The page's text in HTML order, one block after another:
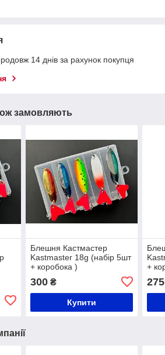
14 днів за рахунок покупця
замовляють
Блешня Кастмастер
Kastmaster 18g (набір 5шт
+ коробока )
300₴
Купити
+
275